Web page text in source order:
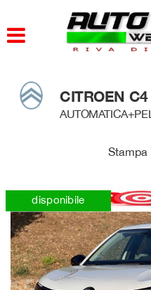
AZIENDA
CONTATTI
ORARI
CITROEN C4
Stampa
disponibile